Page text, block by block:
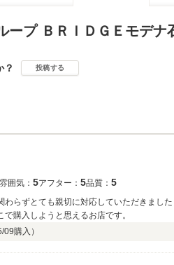
ープ ＢＲＩＤＧＥモデ
？ 投稿する
雰囲気： 5アフター： 5品質： 5
らずとても親切に対応していただきまし
購入しようと思えるお店です。
09購入）